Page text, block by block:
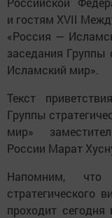
и гостям XVII
«Россия —
заседания Группы
Исламский мир».
Текст
Группы
мир»
России Марат
Напомним, что
стратегического
проходит